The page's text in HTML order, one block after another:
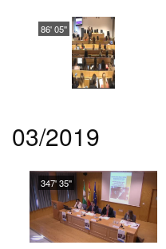
86' 05''
03/2019
347' 35''